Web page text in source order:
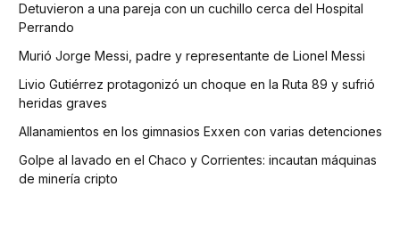
Detuvieron a una pareja con un cuchillo cerca del Hospital
Perrando
Murió Jorge Messi, padre y representante de Lionel Messi
Livio Gutiérrez protagonizó un choque en la Ruta 89 y sufrió
heridas graves
Allanamientos en los gimnasios Exxen con varias detenciones
Golpe al lavado en el Chaco y Corrientes: incautan máquinas
de minería cripto